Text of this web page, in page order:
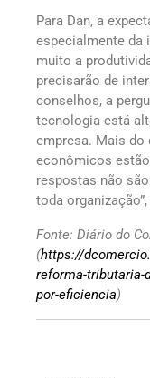
Para Dan, a
especialmente da
muito a
precisarão de
conselhos, a
tecnologia está
empresa. Mais
econômicos
respostas não
toda
Fonte: Diário do
(https://
reforma-tributaria-
por-eficiencia)